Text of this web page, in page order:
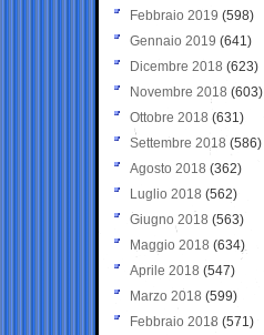
Febbraio 2019 (598)
Gennaio 2019 (641)
Dicembre 2018 (623)
Novembre 2018 (603)
Ottobre 2018 (631)
Settembre 2018 (586)
Agosto 2018 (362)
Luglio 2018 (562)
Giugno 2018 (563)
Maggio 2018 (634)
Aprile 2018 (547)
Marzo 2018 (599)
Febbraio 2018 (571)